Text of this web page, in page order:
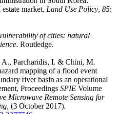
market, Land Use Policy, 85:
of cities: natural
. Routledge.
A., Parcharidis, I. & Chini, M.
mapping of a flood event
river basin as an operational
Proceedings SPIE Volume
Microwave Remote Sensing for
(3 October 2017).